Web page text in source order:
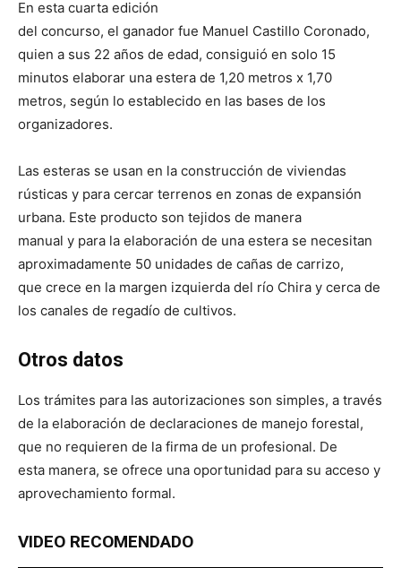
En esta cuarta edición
del concurso, el ganador fue Manuel Castillo Coronado,
quien a sus 22 años de edad, consiguió en solo 15
minutos elaborar una estera de 1,20 metros x 1,70
metros, según lo establecido en las bases de los
organizadores.
Las esteras se usan en la construcción de viviendas
rústicas y para cercar terrenos en zonas de expansión
urbana. Este producto son tejidos de manera
manual y para la elaboración de una estera se necesitan
aproximadamente 50 unidades de cañas de carrizo,
que crece en la margen izquierda del río Chira y cerca de
los canales de regadío de cultivos.
Otros datos
Los trámites para las autorizaciones son simples, a través
de la elaboración de declaraciones de manejo forestal,
que no requieren de la firma de un profesional. De
esta manera, se ofrece una oportunidad para su acceso y
aprovechamiento formal.
VIDEO RECOMENDADO